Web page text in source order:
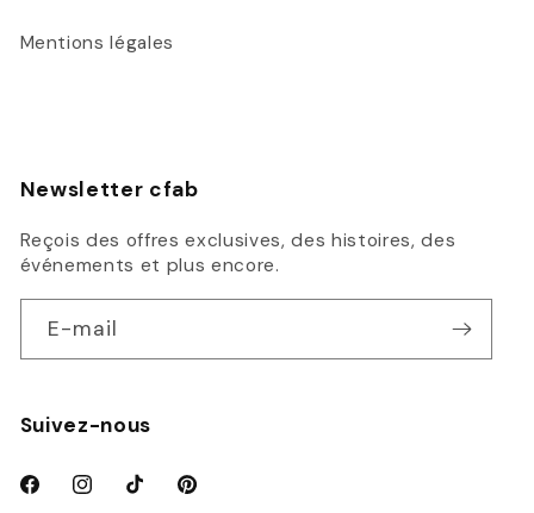
Mentions légales
Newsletter cfab
Reçois des offres exclusives, des histoires, des
événements et plus encore.
E-mail
Suivez-nous
FacebookInstagramTikTokPinterest